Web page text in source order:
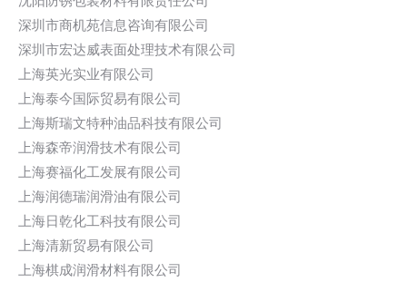
深圳市商机苑信息咨询有限公司
深圳市宏达威表面处理技术有限公司
上海英光实业有限公司
上海泰今国际贸易有限公司
上海斯瑞文特种油品科技有限公司
上海森帝润滑技术有限公司
上海赛福化工发展有限公司
上海润德瑞润滑油有限公司
上海日乾化工科技有限公司
上海清新贸易有限公司
上海棋成润滑材料有限公司